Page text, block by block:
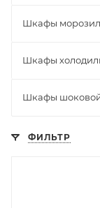
Шкафы
Шкафы
Шкафы
ФИЛЬТР